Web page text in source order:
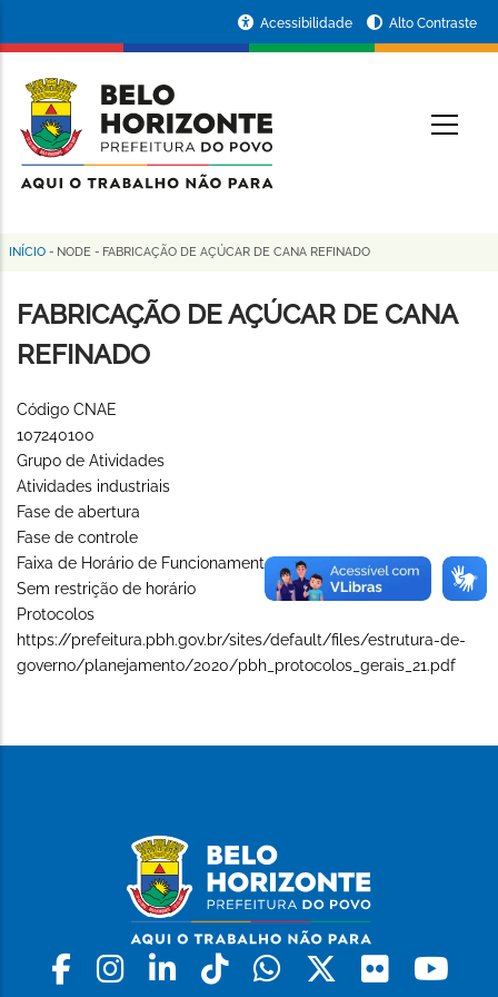
conteúdo
principal
da
Prefeitura
de
Horizonte
Acessibilidade Alto Contraste
Trilha
de
navegação
INÍCIO - NODE - FABRICAÇÃO DE AÇÚCAR DE CANA REFINADO
FABRICAÇÃO DE AÇÚCAR DE CANA
REFINADO
Código CNAE
107240100
Grupo de Atividades
Atividades industriais
Fase de abertura
Fase de controle
Faixa de Horário de Funcionamento (Long)
Sem restrição de horário
Protocolos
https://prefeitura.pbh.gov.br/sites/default/files/estrutura-de-
governo/planejamento/2020/pbh_protocolos_gerais_21.pdf
Facebook
Instagram
LinkedinTiktokWhatsapp
X Flickr